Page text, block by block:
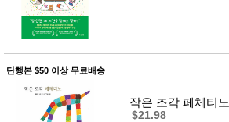
단행본 $50 이상 무료배송
작은 조각 페체티노
$21.98